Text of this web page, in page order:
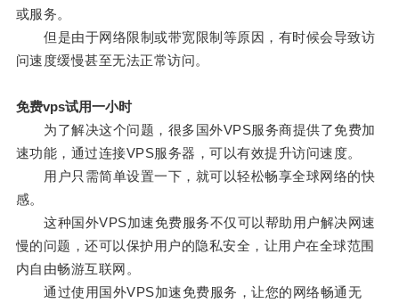
或服务。
但是由于网络限制或带宽限制等原因，有时候会导致访
问速度缓慢甚至无法正常访问。
免费vps试用一小时
为了解决这个问题，很多国外VPS服务商提供了免费加
速功能，通过连接VPS服务器，可以有效提升访问速度。
用户只需简单设置一下，就可以轻松畅享全球网络的快
感。
这种国外VPS加速免费服务不仅可以帮助用户解决网速
慢的问题，还可以保护用户的隐私安全，让用户在全球范围
内自由畅游互联网。
通过使用国外VPS加速免费服务，让您的网络畅通无